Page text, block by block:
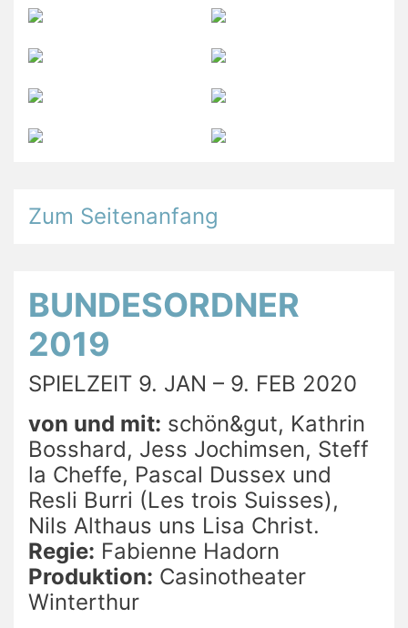
Zum Seitenanfang
BUNDESORDNER
2019
SPIELZEIT 9. JAN – 9. FEB 2020
von und mit: schön&gut, Kathrin
Bosshard, Jess Jochimsen, Steff
la Cheffe, Pascal Dussex und
Resli Burri (Les trois Suisses),
Nils Althaus uns Lisa Christ.
Regie: Fabienne Hadorn
Produktion: Casinotheater
Winterthur